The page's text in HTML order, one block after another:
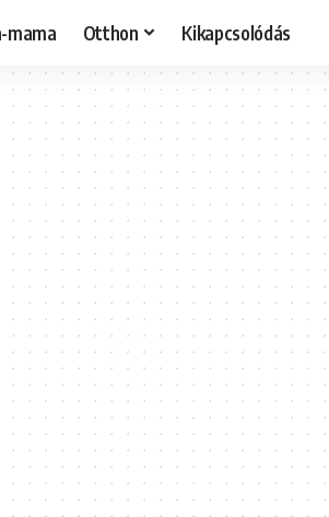
mama Otthon Kikapcsolódás